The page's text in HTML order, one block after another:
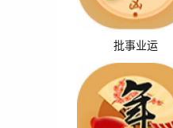
批事业运